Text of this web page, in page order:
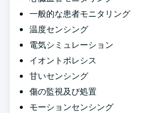
一般的な患者モニタリング
温度センシング
電気シミュレーション
イオントポレシス
甘いセンシング
傷の監視及び処置
モーションセンシング